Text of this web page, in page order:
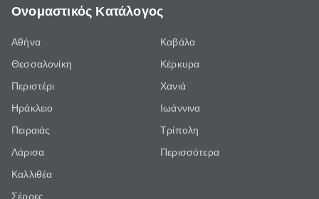
Ονομαστικός Κατάλογος
Αθήνα
Θεσσαλονίκη
Περιστέρι
Ηράκλειο
Πειραιάς
Λάρισα
Καλλιθέα
Σέρρες
Καβάλα
Κέρκυρα
Χανιά
Ιωάννινα
Τρίπολη
Περισσότερα